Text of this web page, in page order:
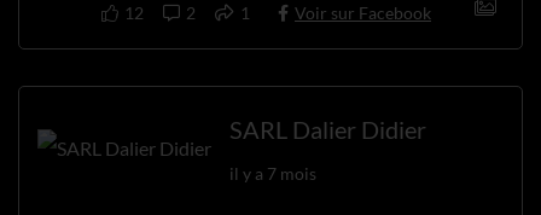
12 2 1 Voir sur Facebook
SARL Dalier Didier
il y a 7 mois